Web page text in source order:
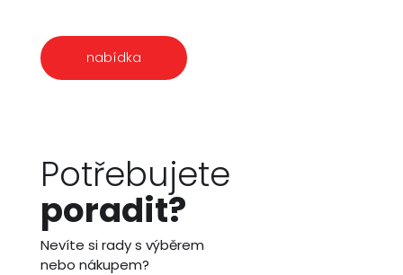
nabídka
Potřebujete
poradit?
Nevíte si rady s výběrem
nebo nákupem?